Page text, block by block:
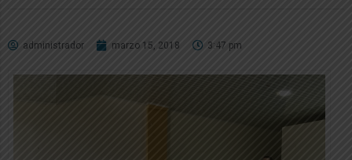
administrador marzo 15, 2018 3:47 pm